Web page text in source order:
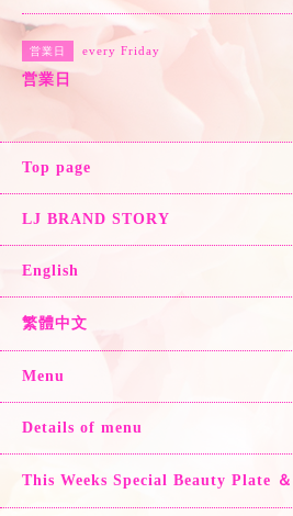
営業日 every Friday
営業日
Top page
LJ BRAND STORY
English
繁體中文
Menu
Details of menu
This Weeks Special Beauty Plate ＆